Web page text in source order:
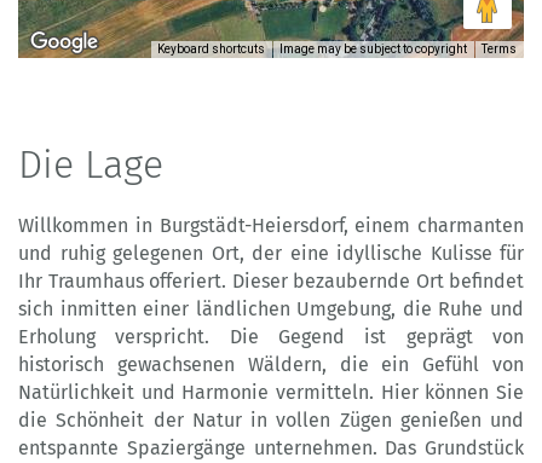
Keyboard shortcuts Image may be subject to copyright Terms
Die Lage
Willkommen in Burgstädt-Heiersdorf, einem charmanten
und ruhig gelegenen Ort, der eine idyllische Kulisse für
Ihr Traumhaus offeriert. Dieser bezaubernde Ort befindet
sich inmitten einer ländlichen Umgebung, die Ruhe und
Erholung verspricht. Die Gegend ist geprägt von
historisch gewachsenen Wäldern, die ein Gefühl von
Natürlichkeit und Harmonie vermitteln. Hier können Sie
die Schönheit der Natur in vollen Zügen genießen und
entspannte Spaziergänge unternehmen. Das Grundstück